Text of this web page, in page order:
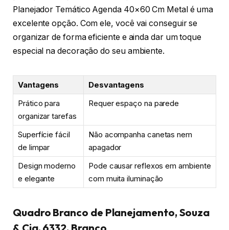
Planejador Temático Agenda 40×60 Cm Metal é uma
excelente opção. Com ele, você vai conseguir se
organizar de forma eficiente e ainda dar um toque
especial na decoração do seu ambiente.
Vantagens
Desvantagens
Prático para
organizar tarefas
Requer espaço na parede
Superfície fácil
de limpar
Não acompanha canetas nem
apagador
Design moderno
e elegante
Pode causar reflexos em ambiente
com muita iluminação
Quadro Branco de Planejamento, Souza